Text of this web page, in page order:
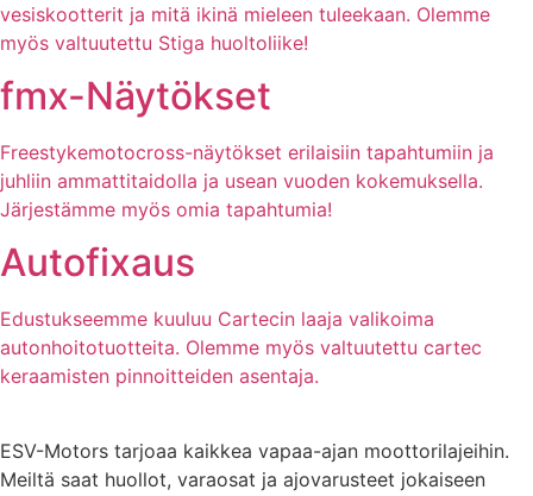
vesiskootterit ja mitä ikinä mieleen tuleekaan. Olemme
myös valtuutettu Stiga huoltoliike!
fmx-Näytökset
Freestykemotocross-näytökset erilaisiin tapahtumiin ja
juhliin ammattitaidolla ja usean vuoden kokemuksella.
Järjestämme myös omia tapahtumia!
Autofixaus
Edustukseemme kuuluu Cartecin laaja valikoima
autonhoitotuotteita. Olemme myös valtuutettu cartec
keraamisten pinnoitteiden asentaja.
ESV-Motors tarjoaa kaikkea vapaa-ajan moottorilajeihin.
Meiltä saat huollot, varaosat ja ajovarusteet jokaiseen